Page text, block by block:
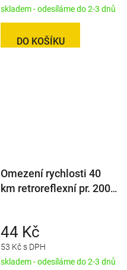
skladem - odesíláme do 2-3 dnů
DO KOŠÍKU
Omezení rychlosti 40
km retroreflexní pr. 200
53 Kč s DPH
44 Kč
skladem - odesíláme do 2-3 dnů